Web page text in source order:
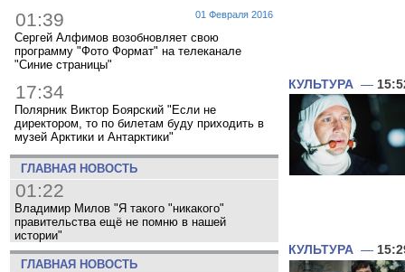
01 Февраля 2016
01:39
Сергей Алфимов возобновляет свою
программу "Фото Формат" на телеканале
"Синие страницы"
17:34
Полярник Виктор Боярский "Если не
директором, то по билетам буду приходить в
музей Арктики и Антарктики"
ГЛАВНАЯ НОВОСТЬ
01:22
Владимир Милов "Я такого "никакого"
правительства ещё не помню в нашей
истории"
ГЛАВНАЯ НОВОСТЬ
КУЛЬТУРА —
КУЛЬТУРА —